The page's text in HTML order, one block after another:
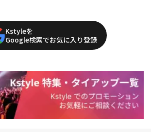
Kstyleを
Google検索でお気に入り登録